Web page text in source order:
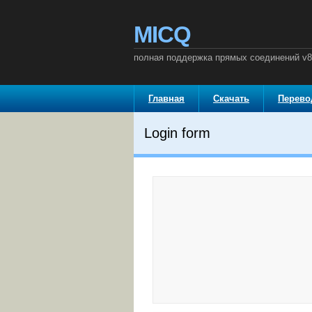
MICQ
полная поддержка прямых соединений v8
Главная Скачать
Login form